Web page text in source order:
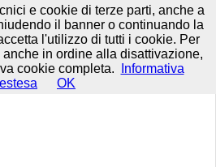
con HTTPS All rights reserved. Privacy e
Termini d'uso
e cookie di terze parti, anche a
il banner o continuando la
l'utilizzo di tutti i cookie. Per
in ordine alla disattivazione,
cookie completa.
Informativa
estesa
OK